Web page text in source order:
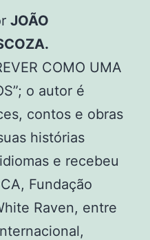
JOÃO
COMO UMA
o autor é
contos e obras
histórias
e recebeu
Fundação
Raven, entre